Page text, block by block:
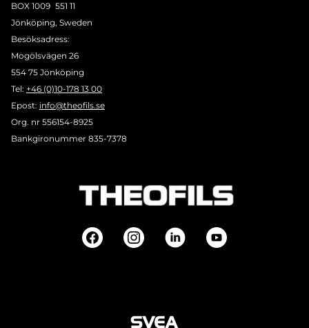
BOX 1009 551 11
Jönköping, Sweden
Besöksadress:
Mogölsvägen 26
554 75 Jönköping
Tel: +46 (0)10-178 13 00
Epost: info@theofils.se
Org. nr 556154-8925
Bankgironummer 835-7378